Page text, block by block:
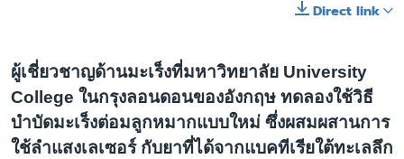
Direct link
ผู้เชี่ยวชาญด้านมะเร็งที่มหาวิทยาลัย University
College ในกรุงลอนดอนของอังกฤษ ทดลองใช้วิธี
บำบัดมะเร็งต่อมลูกหมากแบบใหม่ ซึ่งผสมผสานการ
ใช้ลำแสงเลเซอร์ กับยาที่ได้จากแบคทีเรียใต้ทะเลลึก